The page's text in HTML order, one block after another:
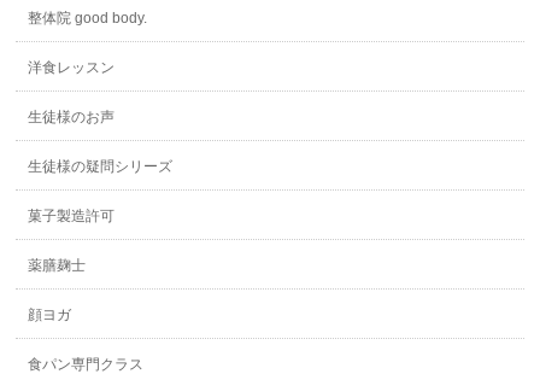
整体院 good body.
洋食レッスン
生徒様のお声
生徒様の疑問シリーズ
菓子製造許可
薬膳麹士
顔ヨガ
食パン専門クラス